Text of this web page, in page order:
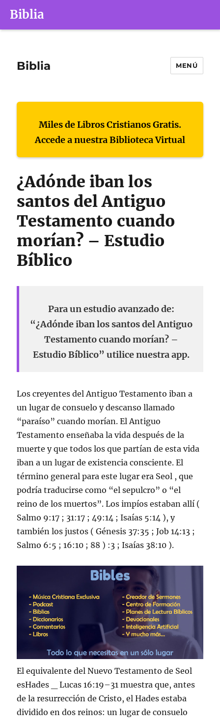
Biblia
Biblia MENÚ
Miles de Libros Cristianos Gratis.
Accede a nuestra Biblioteca Virtual
¿Adónde iban los
santos del Antiguo
Testamento cuando
morían? – Estudio
Bíblico
Para un estudio avanzado de:
“¿Adónde iban los santos del Antiguo
Testamento cuando morían? –
Estudio Bíblico” utilice nuestra app.
Los creyentes del Antiguo Testamento iban a
un lugar de consuelo y descanso llamado
“paraíso” cuando morían. El Antiguo
Testamento enseñaba la vida después de la
muerte y que todos los que partían de esta vida
iban a un lugar de existencia consciente. El
término general para este lugar era Seol , que
podría traducirse como “el sepulcro” o “el
reino de los muertos”. Los impíos estaban allí (
Salmo 9:17 ; 31:17 ; 49:14 ; Isaías 5:14 ), y
también los justos ( Génesis 37:35 ; Job 14:13 ;
Salmo 6:5 ; 16:10 ; 88 ) :3 ; ​​Isaías 38:10 ).
El equivalente del Nuevo Testamento de Seol
esHades _ Lucas 16:19–31 muestra que, antes
de la resurrección de Cristo, el Hades estaba
dividido en dos reinos: un lugar de consuelo